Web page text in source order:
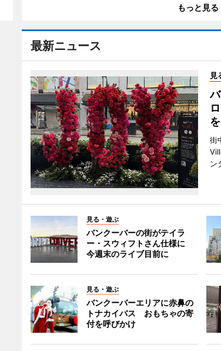
もっと見る
最新ニュース
見
街
ン
見る・遊ぶ
バンクーバーの街がテイラ
ー・スウィフトさん仕様に
今週末のライブ目前に
見る・遊ぶ
バンクーバーエリアに赤鼻の
トナカイバス おもちゃの寄
付を呼びかけ